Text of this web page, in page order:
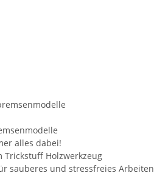
alles dabei!
Trickstuff Holzwerkzeug
sauberes und stressfreies Arbeiten